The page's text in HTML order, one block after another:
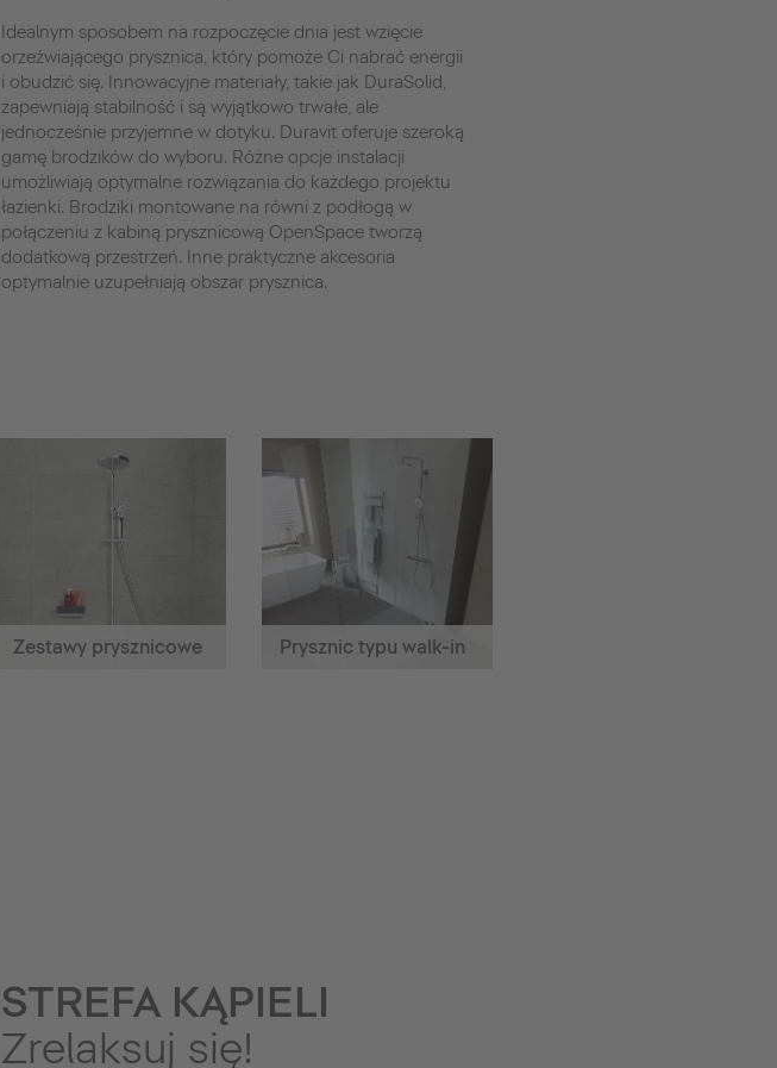
Idealnym sposobem na rozpoczęcie dnia jest wzięcie
orzeźwiającego prysznica, który pomoże Ci nabrać energii
i obudzić się. Innowacyjne materiały, takie jak DuraSolid,
zapewniają stabilność i są wyjątkowo trwałe, ale
jednocześnie przyjemne w dotyku. Duravit oferuje szeroką
gamę brodzików do wyboru. Różne opcje instalacji
umożliwiają optymalne rozwiązania do każdego projektu
łazienki. Brodziki montowane na równi z podłogą w
połączeniu z kabiną prysznicową OpenSpace tworzą
dodatkową przestrzeń. Inne praktyczne akcesoria
optymalnie uzupełniają obszar prysznica.
Zestawy prysznicowe Prysznic typu walk-in
STREFA KĄPIELI
Zrelaksuj się!